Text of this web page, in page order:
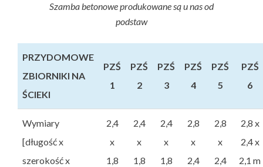
Szamba betonowe produkowane są u nas od
podstaw
PRZYDOMOWE
ZBIORNIKI NA
ŚCIEKI
PZŚ
1
PZŚ
2
PZŚ
3
PZŚ
4
PZŚ
5
PZŚ
6
Wymiary
[długość x
szerokość x
2,4
x
1,8
2,4
x
1,8
2,4
x
1,8
2,8
x
2,4
2,8
x
2,4
2,8 x
2,4 x
2,1 m